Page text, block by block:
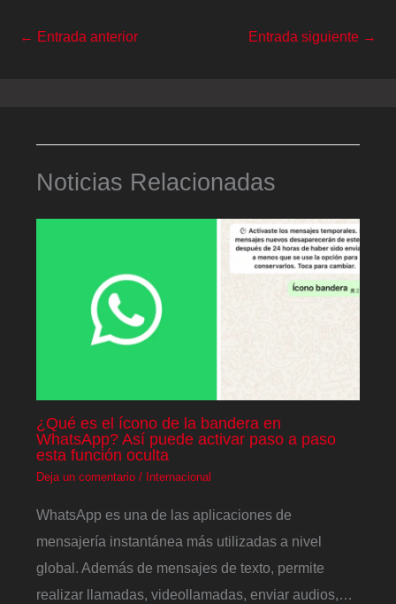
← Entrada anterior Entrada siguiente →
Noticias Relacionadas
¿Qué es el ícono de la bandera en
WhatsApp? Así puede activar paso a paso
esta función oculta
Deja un comentario / Internacional
WhatsApp es una de las aplicaciones de
mensajería instantánea más utilizadas a nivel
global. Además de mensajes de texto, permite
realizar llamadas, videollamadas, enviar audios,…